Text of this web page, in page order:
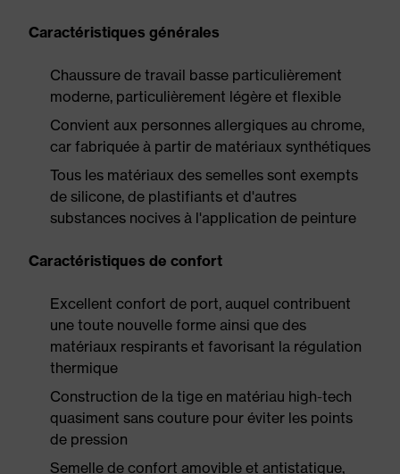
Caractéristiques générales
Chaussure de travail basse particulièrement
moderne, particulièrement légère et flexible
Convient aux personnes allergiques au chrome,
car fabriquée à partir de matériaux synthétiques
Tous les matériaux des semelles sont exempts
de silicone, de plastifiants et d'autres
substances nocives à l'application de peinture
Caractéristiques de confort
Excellent confort de port, auquel contribuent
une toute nouvelle forme ainsi que des
matériaux respirants et favorisant la régulation
thermique
Construction de la tige en matériau high-tech
quasiment sans couture pour éviter les points
de pression
Semelle de confort amovible et antistatique,